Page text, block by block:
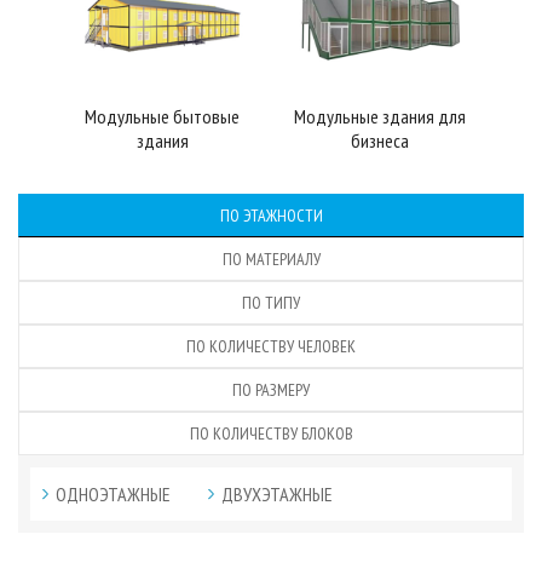
Модульные бытовые
здания
Модульные здания для
бизнеса
ПО ЭТАЖНОСТИ
ПО МАТЕРИАЛУ
ПО ТИПУ
ПО КОЛИЧЕСТВУ ЧЕЛОВЕК
ПО РАЗМЕРУ
ПО КОЛИЧЕСТВУ БЛОКОВ
ОДНОЭТАЖНЫЕ ДВУХЭТАЖНЫЕ